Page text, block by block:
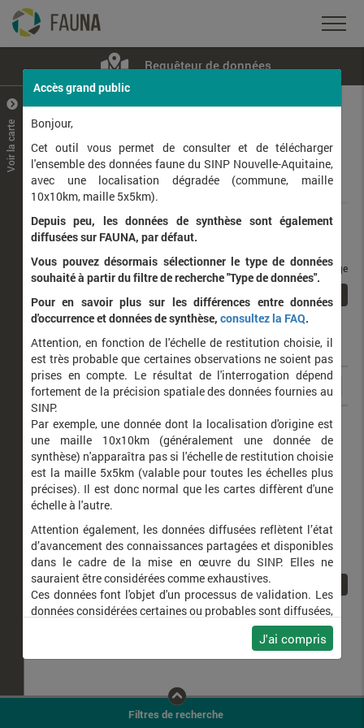
Requêteur de données
+
–
Voir la carte
Données
Rang taxonomique :
Affichage de1à 1sur1
taxons / page
Nom latin Nom vernaculaire
Barbastella barbastellus Barbastelle d'Europe
Filtres de recherche
Accès grand public
Bonjour,
Cet outil vous permet de consulter et de télécharger
l'ensemble des données faune du SINP Nouvelle-Aquitaine,
avec une localisation dégradée (commune, maille
10x10km, maille 5x5km).
Depuis peu, les données de synthèse sont également
diffusées sur FAUNA, par défaut.
Vous pouvez désormais sélectionner le type de données
souhaité à partir du filtre de recherche "Type de données".
Pour en savoir plus sur les différences entre données
d'occurrence et données de synthèse, consultez la FAQ.
Attention, en fonction de l'échelle de restitution choisie, il
est très probable que certaines observations ne soient pas
prises en compte. Le résultat de l'interrogation dépend
fortement de la précision spatiale des données fournies au
SINP.
Par exemple, une donnée dont la localisation d'origine est
une maille 10x10km (généralement une donnée de
synthèse) n'apparaîtra pas si l'échelle de restitution choisie
est la maille 5x5km (valable pour toutes les échelles plus
précises). Il est donc normal que les cartes diffèrent d'une
échelle à l'autre.
Attention également, les données diffusées reflètent l’état
d’avancement des connaissances partagées et disponibles
dans le cadre de la mise en œuvre du SINP. Elles ne
sauraient être considérées comme exhaustives.
Ces données font l'objet d'un processus de validation. Les
données considérées certaines ou probables sont diffusées,
ainsi que celles pour lesquelles la méthode n'est pas
J'ai compris